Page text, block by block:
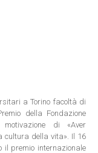
a Torino facoltà di
della Fondazione
di «Aver
cultura della vita». Il 16
il premio internazionale